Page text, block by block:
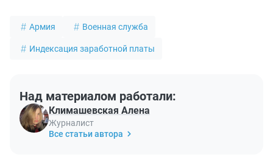
Армия Военная служба
Индексация заработной платы
Над материалом работали:
Климашевская Алена
Журналист
Все статьи автора